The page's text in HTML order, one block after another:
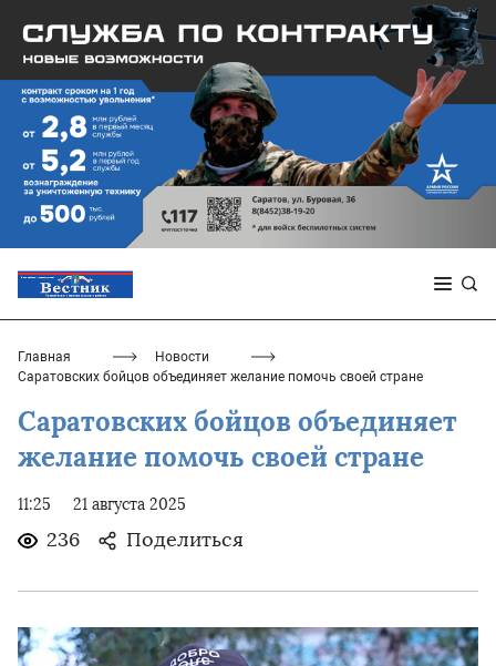
Главная
Новости
Саратовских бойцов объединяет желание помочь своей стране
Саратовских бойцов объединяет
желание помочь своей стране
11:25 21 августа 2025
236 Поделиться